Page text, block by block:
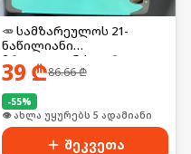
🥕 სამზარეულოს 21-
ნაწილიანი
მრავალფუნქციური
ნაკრები
39 ₾86.66₾
-55%
🛒 ბოლო 24სთ-ში იყიდა 7-მა
შეკვეთა